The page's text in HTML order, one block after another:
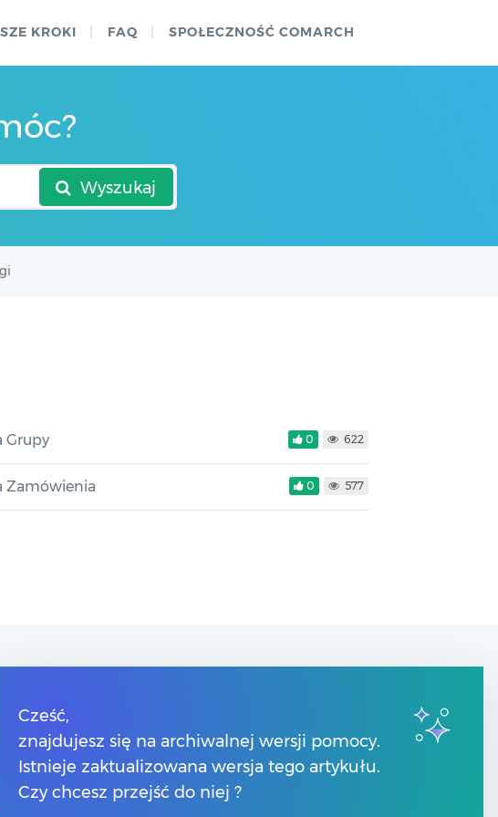
KROKI FAQ SPOŁECZNOŚĆ COMARCH
Wyszukaj
Grupy 0 622
Zamówienia 0 577
ERP XT
e-Sklep
Numery telefonów
Znajdź Partnera Comarch
Cześć,
znajdujesz się na archiwalnej wersji pomocy.
Istnieje zaktualizowana wersja tego artykułu.
Czy chcesz przejść do niej ?